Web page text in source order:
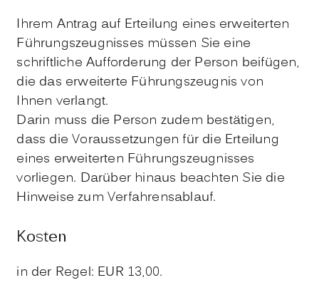
Ihrem Antrag auf Erteilung eines erweiterten
Führungszeugnisses müssen Sie eine
schriftliche Aufforderung der Person beifügen,
die das erweiterte Führungszeugnis von
Ihnen verlangt.
Darin muss die Person zudem bestätigen,
dass die Voraussetzungen für die Erteilung
eines erweiterten Führungszeugnisses
vorliegen. Darüber hinaus beachten Sie die
Hinweise zum Verfahrensablauf.
Kosten
in der Regel: EUR 13,00.